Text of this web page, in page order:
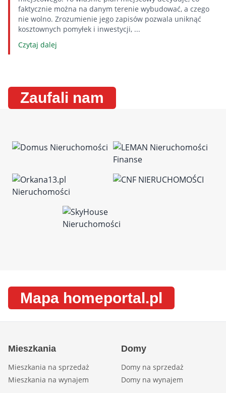
faktycznie można na danym terenie wybudować, a czego
nie wolno. Zrozumienie jego zapisów pozwala uniknąć
kosztownych pomyłek i inwestycji, ...
Czytaj dalej
Zaufali nam
Mapa homeportal.pl
Mieszkania
Mieszkania na sprzedaż
Mieszkania na wynajem
Domy
Domy na sprzedaż
Domy na wynajem